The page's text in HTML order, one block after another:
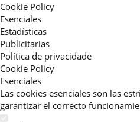
Cookie Policy
Esenciales
Estadísticas
Publicitarias
Política de privacidade
Cookie Policy
Esenciales
Las cookies esenciales son las
garantizar el correcto